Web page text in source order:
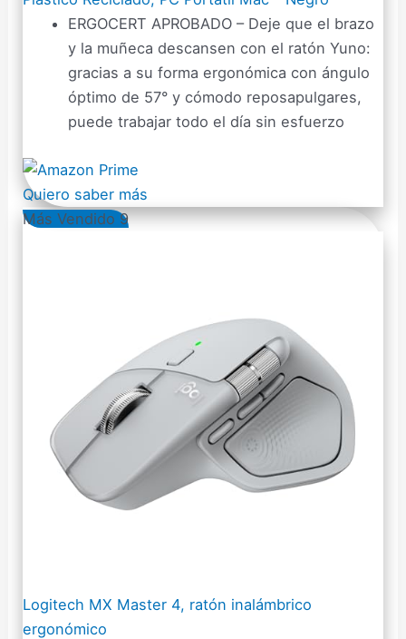
ERGOCERT APROBADO – Deje que el brazo
y la muñeca descansen con el ratón Yuno:
gracias a su forma ergonómica con ángulo
óptimo de 57° y cómodo reposapulgares,
puede trabajar todo el día sin esfuerzo
Quiero saber más
Más Vendido 9
Logitech MX Master 4, ratón inalámbrico
ergonómico